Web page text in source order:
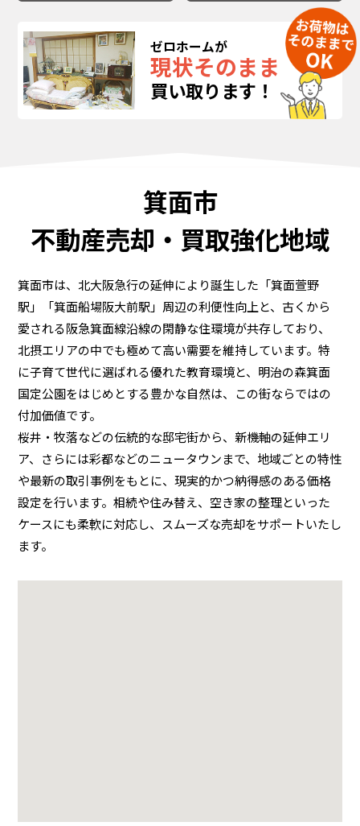
ゼロホームが
現状そのまま
買い取ります！
箕面市
不動産売却・買取強化地域
箕面市は、北大阪急行の延伸により誕生した「箕面萱野
駅」「箕面船場阪大前駅」周辺の利便性向上と、古くから
愛される阪急箕面線沿線の閑静な住環境が共存しており、
北摂エリアの中でも極めて高い需要を維持しています。特
に子育て世代に選ばれる優れた教育環境と、明治の森箕面
国定公園をはじめとする豊かな自然は、この街ならではの
付加価値です。
桜井・牧落などの伝統的な邸宅街から、新機軸の延伸エリ
ア、さらには彩都などのニュータウンまで、地域ごとの特性
や最新の取引事例をもとに、現実的かつ納得感のある価格
設定を行います。相続や住み替え、空き家の整理といった
ケースにも柔軟に対応し、スムーズな売却をサポートいたし
ます。